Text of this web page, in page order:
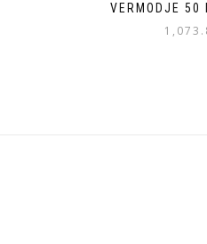
VERMODJE